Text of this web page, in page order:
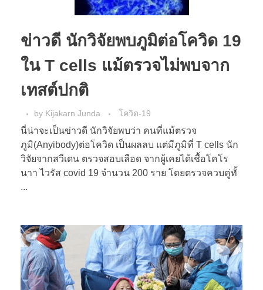
ข่าวดี นักวิจัยพบภูมิต่อโควิด 19
ใน T cells แม้ตรวจไม่พบจาก
เทสต์ปกติ
by Kijakarn Junda โควิด-19
นี่น่าจะเป็นข่าวดี นักวิจัยพบว่า คนที่แม้ตรวจ
ภูมิ(Anyibody)ต่อโควิด เป็นผลลบ แต่มีภูมิที่ T cells นัก
วิจัยจากสวีเดน ตรวจสอบเลือด จากผู้เคยได้เชื้อโคโร
นาา ไวรัส covid 19 จำนวน 200 ราย โดยตรวจควบคู่ทั้
...